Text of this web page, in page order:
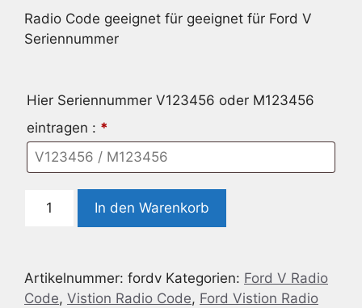
Radio Code geeignet für geeignet für Ford V
Seriennummer
Hier Seriennummer V123456 oder M123456
eintragen : *
Radio
für
Ford
In den Warenkorb
Artikelnummer: fordv Kategorien: Ford V Radio
Code, Vistion Radio Code, Ford Vistion Radio